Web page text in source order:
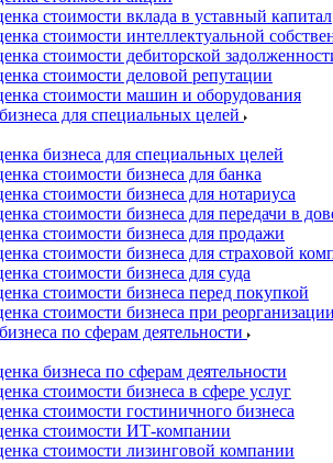
стоимости вклада в уставный капитал
стоимости интеллектуальной
стоимости дебиторской
стоимости деловой репутации
стоимости машин и оборудования
для специальных целей
бизнеса для специальных целей
стоимости бизнеса для банка
стоимости бизнеса для нотариуса
стоимости бизнеса для передачи в
стоимости бизнеса для продажи
стоимости бизнеса для страховой
стоимости бизнеса для суда
стоимости бизнеса перед покупкой
стоимости бизнеса при реорганизации
по сферам деятельности
бизнеса по сферам деятельности
стоимости бизнеса в сфере услуг
стоимости гостиничного бизнеса
стоимости ИТ-компании
стоимости лизинговой компании
Богородицк
Боготол
Большой Камень
Бор
Борисоглебск
Боровичи
Братск
Бронницы
Брянск
Бугульма
Бугуруслан
Бузулук
Буйнакск
Бутурлиновка
Валдай
Валуйки